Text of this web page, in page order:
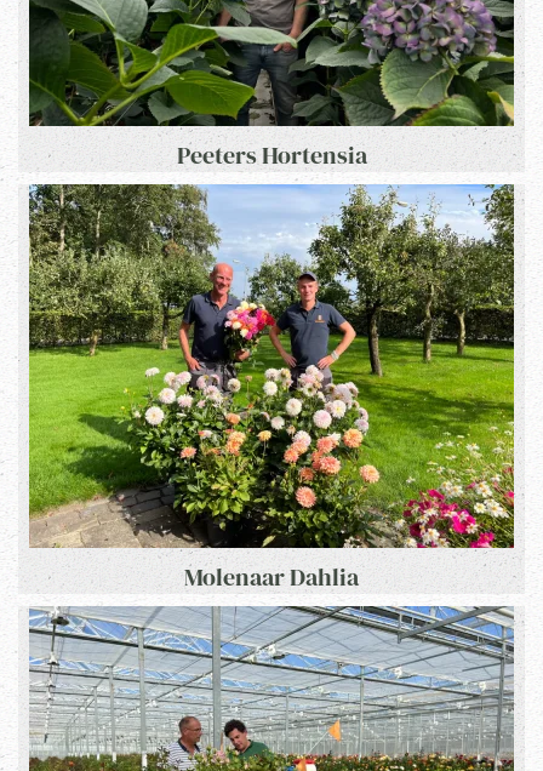
Peeters Hortensia
Molenaar Dahlia